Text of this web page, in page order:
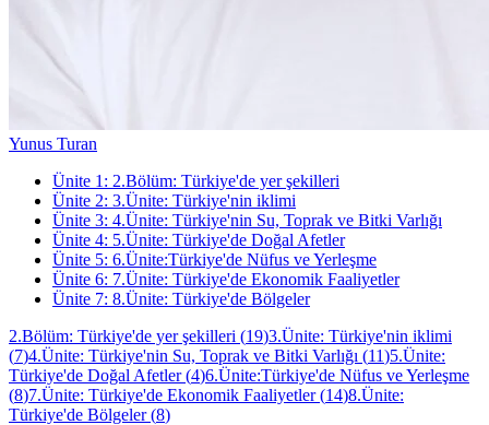
Yunus Turan
Ünite 1 : 2.Bölüm: Türkiye'de yer şekilleri
Ünite 2: 3.Ünite: Türkiye'nin iklimi
Ünite 3: 4.Ünite: Türkiye'nin Su, Toprak ve Bitki Varlığı
Ünite 4: 5.Ünite: Türkiye'de Doğal Afetler
Ünite 5: 6.Ünite:Türkiye'de Nüfus ve Yerleşme
Ünite 6: 7.Ünite: Türkiye'de Ekonomik Faaliyetler
Ünite 7: 8.Ünite: Türkiye'de Bölgeler
2.Bölüm: Türkiye'de yer şekilleri (19)3.Ünite: Türkiye'nin iklimi
(7)4.Ünite: Türkiye'nin Su, Toprak ve Bitki Varlığı (11)5.Ünite:
Türkiye'de Doğal Afetler(4)6.Ünite:Türkiye'de Nüfus ve Yerleşme
(8)7.Ünite: Türkiye'de Ekonomik Faaliyetler(14)8.Ünite:
Türkiye'de Bölgeler(8)